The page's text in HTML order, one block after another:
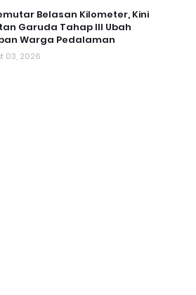
Belasan Kilometer, Kini
Garuda Tahap III Ubah
Warga Pedalaman
03, 2026